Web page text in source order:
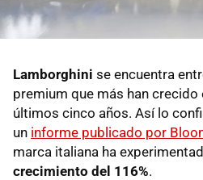
Lamborghini se encuentra
premium que más han
últimos cinco años. Así lo
un informe publicado por
marca italiana ha
crecimiento del 116%.